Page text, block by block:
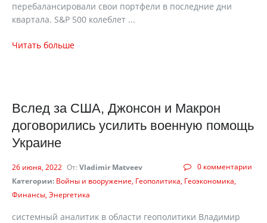
перебалансировали свои портфели в последние дни
квартала. S&P 500 колеблет ...
Читать больше
Вслед за США, Джонсон и Макрон
договорились усилить военную помощь
Украине
0 комментарии
26 июня, 2022 От: Vladimir Matveev
Категории: Войны и вооружение Геополитика Геоэкономика
Финансы Энергетика
системный аналитик в области геополитики Владимир